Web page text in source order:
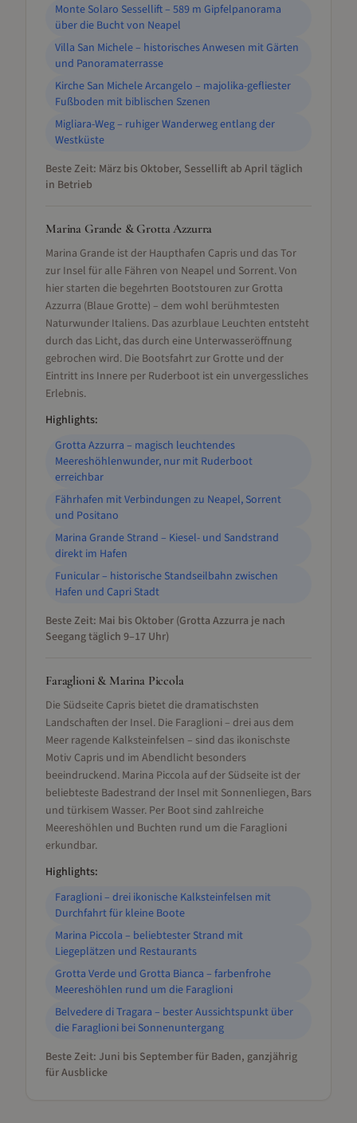
Monte Solaro Sessellift – 589 m Gipfelpanorama
über die Bucht von Neapel
Villa San Michele – historisches Anwesen mit Gärten
und Panoramaterrasse
Kirche San Michele Arcangelo – majolika-gefliester
Fußboden mit biblischen Szenen
Migliara-Weg – ruhiger Wanderweg entlang der
Westküste
Beste Zeit: März bis Oktober, Sessellift ab April täglich
in Betrieb
Marina Grande & Grotta Azzurra
Marina Grande ist der Haupthafen Capris und das Tor
zur Insel für alle Fähren von Neapel und Sorrent. Von
hier starten die begehrten Bootstouren zur Grotta
Azzurra (Blaue Grotte) – dem wohl berühmtesten
Naturwunder Italiens. Das azurblaue Leuchten entsteht
durch das Licht, das durch eine Unterwasseröffnung
gebrochen wird. Die Bootsfahrt zur Grotte und der
Eintritt ins Innere per Ruderboot ist ein unvergessliches
Erlebnis.
Highlights:
Grotta Azzurra – magisch leuchtendes
Meereshöhlenwunder, nur mit Ruderboot
erreichbar
Fährhafen mit Verbindungen zu Neapel, Sorrent
und Positano
Marina Grande Strand – Kiesel- und Sandstrand
direkt im Hafen
Funicular – historische Standseilbahn zwischen
Hafen und Capri Stadt
Beste Zeit: Mai bis Oktober (Grotta Azzurra je nach
Seegang täglich 9–17 Uhr)
Faraglioni & Marina Piccola
Die Südseite Capris bietet die dramatischsten
Landschaften der Insel. Die Faraglioni – drei aus dem
Meer ragende Kalksteinfelsen – sind das ikonischste
Motiv Capris und im Abendlicht besonders
beeindruckend. Marina Piccola auf der Südseite ist der
beliebteste Badestrand der Insel mit Sonnenliegen, Bars
und türkisem Wasser. Per Boot sind zahlreiche
Meereshöhlen und Buchten rund um die Faraglioni
erkundbar.
Highlights:
Faraglioni – drei ikonische Kalksteinfelsen mit
Durchfahrt für kleine Boote
Marina Piccola – beliebtester Strand mit
Liegeplätzen und Restaurants
Grotta Verde und Grotta Bianca – farbenfrohe
Meereshöhlen rund um die Faraglioni
Belvedere di Tragara – bester Aussichtspunkt über
die Faraglioni bei Sonnenuntergang
Beste Zeit: Juni bis September für Baden, ganzjährig
für Ausblicke